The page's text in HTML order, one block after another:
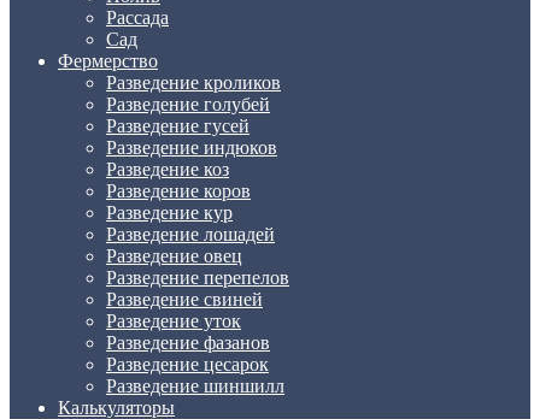
Рассада
Сад
Фермерство
Разведение кроликов
Разведение голубей
Разведение гусей
Разведение индюков
Разведение коз
Разведение коров
Разведение кур
Разведение лошадей
Разведение овец
Разведение перепелов
Разведение свиней
Разведение уток
Разведение фазанов
Разведение цесарок
Разведение шиншилл
Калькуляторы